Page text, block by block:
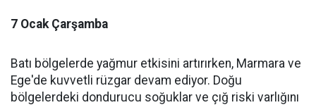
7 Ocak Çarşamba
Batı bölgelerde yağmur etkisini artırırken, Marmara ve
Ege'de kuvvetli rüzgar devam ediyor. Doğu
bölgelerdeki dondurucu soğuklar ve çığ riski varlığını